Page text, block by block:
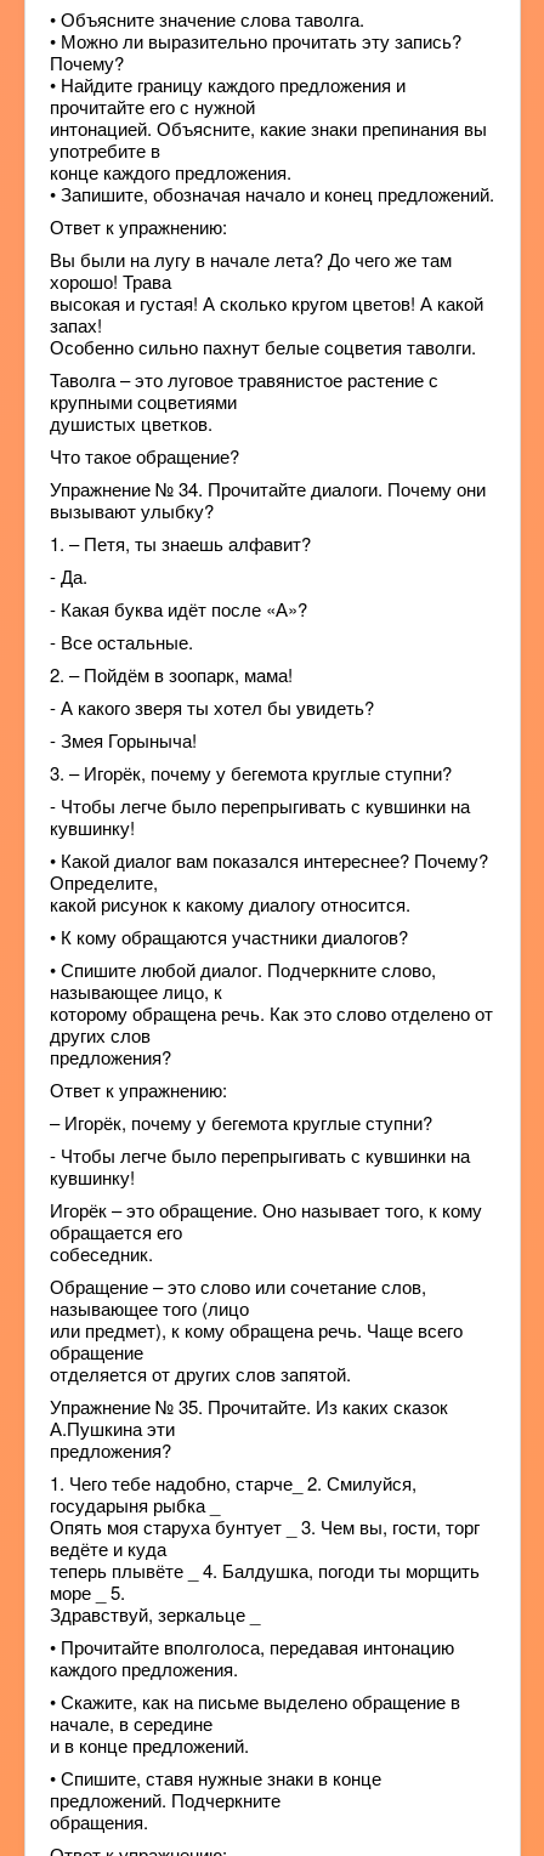
• Объясните значение слова таволга.
• Можно ли выразительно прочитать эту запись?
Почему?
• Найдите границу каждого предложения и
прочитайте его с нужной
интонацией. Объясните, какие знаки препинания вы
употребите в
конце каждого предложения.
• Запишите, обозначая начало и конец предложений.
Ответ к упражнению:
Вы были на лугу в начале лета? До чего же там
хорошо! Трава
высокая и густая! А сколько кругом цветов! А какой
запах!
Особенно сильно пахнут белые соцветия таволги.
Таволга – это луговое травянистое растение с
крупными соцветиями
душистых цветков.
Что такое обращение?
Упражнение № 34. Прочитайте диалоги. Почему они
вызывают улыбку?
1. – Петя, ты знаешь алфавит?
- Да.
- Какая буква идёт после «А»?
- Все остальные.
2. – Пойдём в зоопарк, мама!
- А какого зверя ты хотел бы увидеть?
- Змея Горыныча!
3. – Игорёк, почему у бегемота круглые ступни?
- Чтобы легче было перепрыгивать с кувшинки на
кувшинку!
• Какой диалог вам показался интереснее? Почему?
Определите,
какой рисунок к какому диалогу относится.
• К кому обращаются участники диалогов?
• Спишите любой диалог. Подчеркните слово,
называющее лицо, к
которому обращена речь. Как это слово отделено от
других слов
предложения?
Ответ к упражнению:
– Игорёк, почему у бегемота круглые ступни?
- Чтобы легче было перепрыгивать с кувшинки на
кувшинку!
Игорёк – это обращение. Оно называет того, к кому
обращается его
собеседник.
Обращение – это слово или сочетание слов,
называющее того (лицо
или предмет), к кому обращена речь. Чаще всего
обращение
отделяется от других слов запятой.
Упражнение № 35. Прочитайте. Из каких сказок
А.Пушкина эти
предложения?
1. Чего тебе надобно, старче_ 2. Смилуйся,
государыня рыбка _
Опять моя старуха бунтует _ 3. Чем вы, гости, торг
ведёте и куда
теперь плывёте _ 4. Балдушка, погоди ты морщить
море _ 5.
Здравствуй, зеркальце _
• Прочитайте вполголоса, передавая интонацию
каждого предложения.
• Скажите, как на письме выделено обращение в
начале, в середине
и в конце предложений.
• Спишите, ставя нужные знаки в конце
предложений. Подчеркните
обращения.